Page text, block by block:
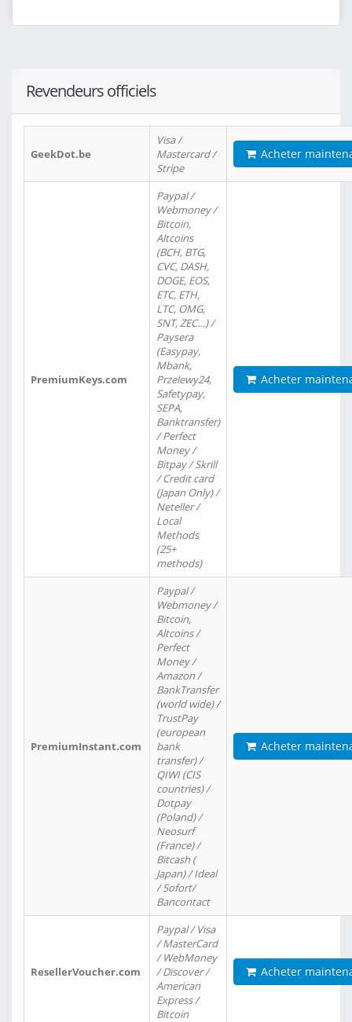
Revendeurs officiels
GeekDot.be
Visa /
Mastercard /
Stripe
Acheter
PremiumKeys.com
Paypal /
Webmoney /
Bitcoin,
Altcoins
(BCH, BTG,
CVC, DASH,
DOGE, EOS,
ETC, ETH,
LTC, OMG,
SNT, ZEC…) /
Paysera
(Easypay,
Mbank,
Przelewy24,
Safetypay,
SEPA,
Banktransfer)
/ Perfect
Money /
Bitpay / Skrill
/ Credit card
(Japan Only) /
Neteller /
Local
Methods
(25+
methods)
Acheter
PremiumInstant.com
Paypal /
Webmoney /
Bitcoin,
Altcoins /
Perfect
Money /
Amazon /
BankTransfer
(world wide) /
TrustPay
(european
bank
transfer) /
QIWI (CIS
countries) /
Dotpay
(Poland) /
Neosurf
(France) /
Bitcash (
Japan) / Ideal
/ Sofort/
Bancontact
Acheter
ResellerVoucher.com
Paypal / Visa
/ MasterCard
/ WebMoney
/ Discover /
American
Express /
Bitcoin
Acheter